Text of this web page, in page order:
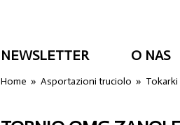
NEWSLETTER O NAS
Home »Asportazioni truciolo » Tokarki